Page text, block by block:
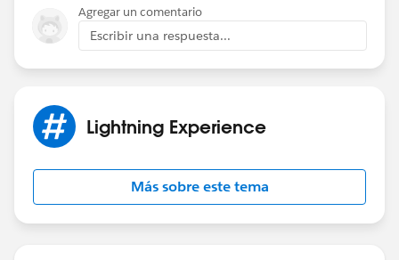
Agregar un comentario
Escribir una respuesta...
Lightning Experience
Más sobre este tema